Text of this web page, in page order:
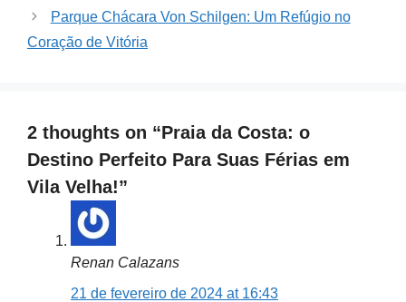
Parque Chácara Von Schilgen: Um Refúgio no
Coração de Vitória
2 thoughts on “Praia da Costa: o
Destino Perfeito Para Suas Férias em
Vila Velha!”
Renan Calazans
21 de fevereiro de 2024 at 16:43